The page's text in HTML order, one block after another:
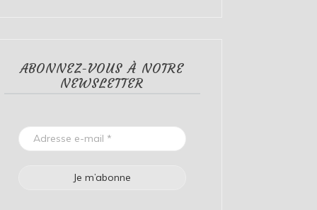
ABONNEZ-VOUS À NOTRE
NEWSLETTER